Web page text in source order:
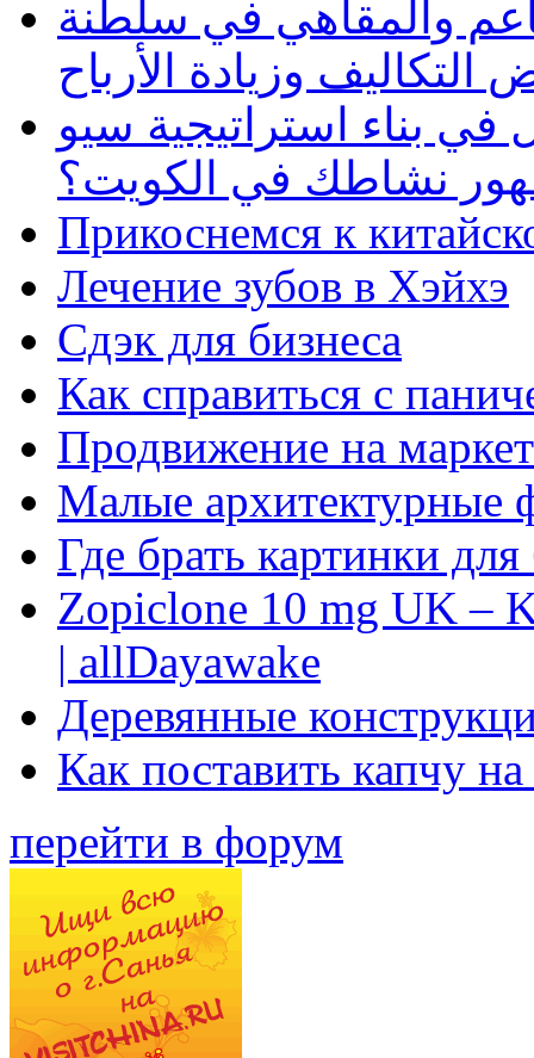
والمقاهي في سلطنة
وزيادة الأرباح
بناء استراتيجية سيو
نشاطك في الكويت؟
Прикоснемся к
Лечение зубов в Хэйхэ
Сдэк для бизнеса
Как справиться с
Продвижение на
Малые архитектурные
Где брать картинки
Zopiclone 10 mg UK –
| allDayawake
Деревянные
Как поставить капчу
перейти в форум